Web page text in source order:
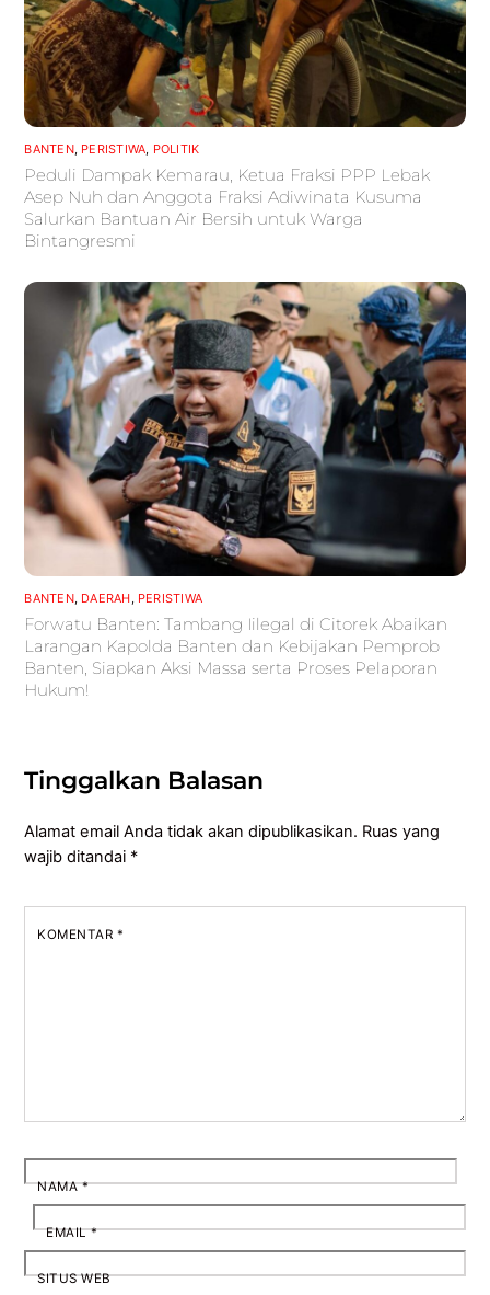
BANTEN, PERISTIWA POLITIK
Peduli Dampak Kemarau, Ketua Fraksi PPP Lebak
Asep Nuh dan Anggota Fraksi Adiwinata Kusuma
Salurkan Bantuan Air Bersih untuk Warga
Bintangresmi
BANTEN, DAERAH PERISTIWA
Forwatu Banten: Tambang Iilegal di Citorek Abaikan
Larangan Kapolda Banten dan Kebijakan Pemprob
Banten, Siapkan Aksi Massa serta Proses Pelaporan
Hukum!
Tinggalkan Balasan
Alamat email Anda tidak akan dipublikasikan. Ruas yang
wajib ditandai *
KOMENTAR *
NAMA*
EMAIL*
SITUS WEB